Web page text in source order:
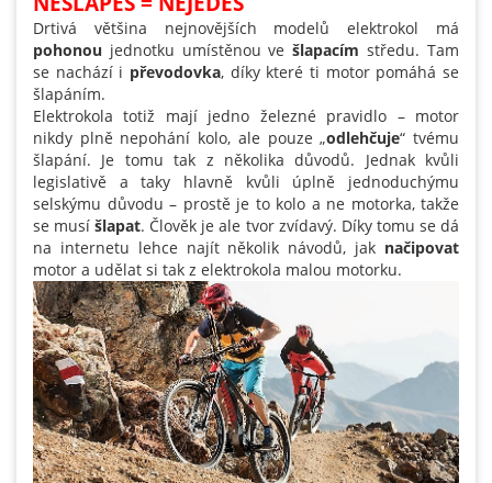
Drtivá většina nejnovějších modelů elektrokol má
pohonou jednotku umístěnou vešlapacím středu. Tam
se nachází i převodovka, díky které ti motor pomáhá se
šlapáním.
Elektrokola totiž mají jedno železné pravidlo – motor
nikdy plně nepohání kolo, ale pouze „odlehčuje“ tvému
šlapání. Je tomu tak z několika důvodů. Jednak kvůli
legislativě a taky hlavně kvůli úplně jednoduchýmu
selskýmu důvodu – prostě je to kolo a ne motorka, takže
se musíšlapat. Člověk je ale tvor zvídavý. Díky tomu se dá
na internetu lehce najít několik návodů, jak načipovat
motor a udělat si tak z elektrokola malou motorku.